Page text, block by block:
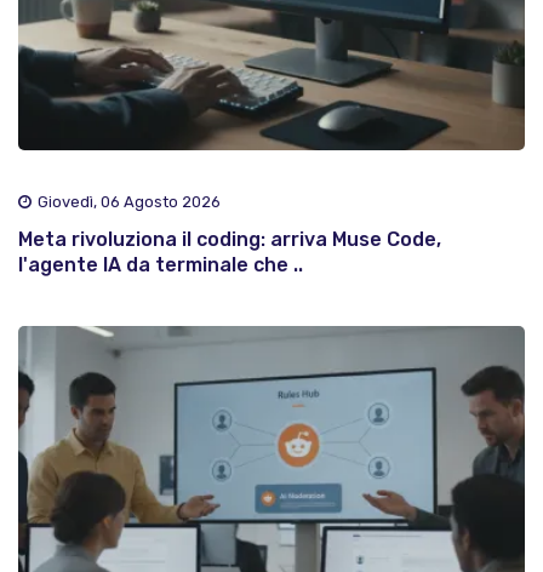
Giovedì, 06 Agosto 2026
Meta rivoluziona il coding: arriva Muse Code,
l'agente IA da terminale che ..